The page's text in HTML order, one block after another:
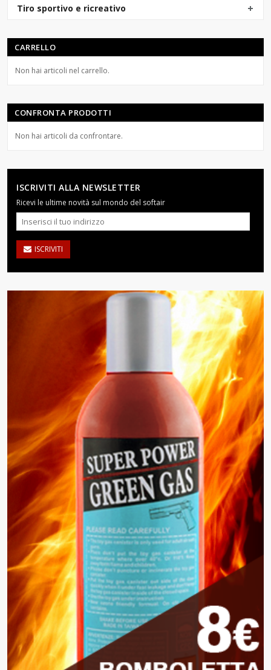
Tiro sportivo e ricreativo
CARRELLO
Non hai articoli nel carrello.
CONFRONTA PRODOTTI
Non hai articoli da confrontare.
ISCRIVITI ALLA NEWSLETTER
Ricevi le ultime novità sul mondo del softair
ISCRIVITI